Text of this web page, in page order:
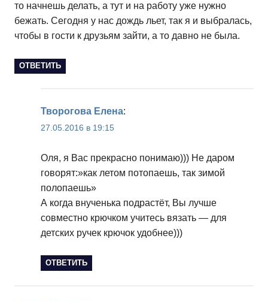
то начнешь делать, а тут и на работу уже нужно
бежать. Сегодня у нас дождь льет, так я и выбралась,
чтобы в гости к друзьям зайти, а то давно не была.
ОТВЕТИТЬ
Творогова Елена:
27.05.2016 в 19:15
Оля, я Вас прекрасно понимаю))) Не даром
говорят:»как летом потопаешь, так зимой
полопаешь»
А когда внученька подрастёт, Вы лучше
совместно крючком учитесь вязать — для
детских ручек крючок удобнее)))
ОТВЕТИТЬ